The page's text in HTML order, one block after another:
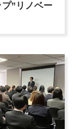
”リノベー